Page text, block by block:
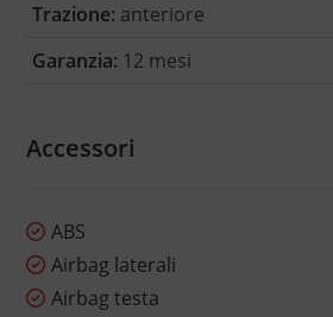
Trazione: anteriore
Garanzia: 12 mesi
Accessori
ABS
Airbag laterali
Airbag testa